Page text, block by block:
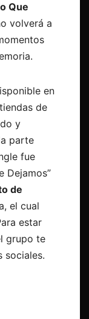
Que
volverá a
en
de
y
parte
fue
Dejamos”
de
el cual
estar
grupo te
sociales.